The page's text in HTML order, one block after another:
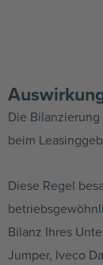
Die
beim
Diese Regel
Bilanz Ihres
Jumper, Iveco